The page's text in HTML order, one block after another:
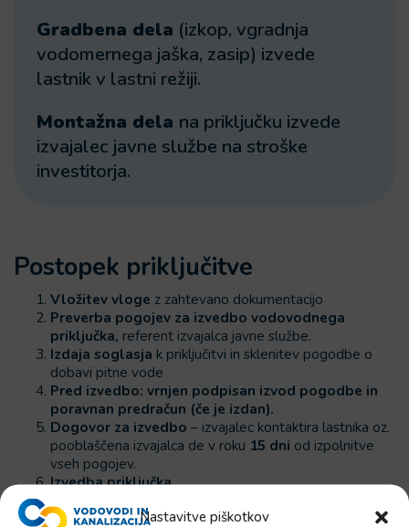
Nastavitve piškotkov
Gradbena dela (izkop, vgradnja
vodomernega jaška, zasip) izvede
lastnik v lastni režiji.
Montažna dela na priključku izvede
izvajalec javne službe na stroške
investitorja.
Postopek priključitve
Vložitev vloge z zahtevano dokumentacijo
Preverba pogojev za izvedbo vodovodnega
priključka, referent izvajalca javne službe.
Izdaja soglasja k priključitvi in sklenitev pogodbe o
dobavi pitne vode
Pred izvedbo: vrnjen podpisan izvod pogodbe in
poravnan predračun (če je izdan).
Dogovor za izvedbo – izvajalec kontaktira lastnika oz.
pooblaščena izvajalca de v roku 15 dni od izpolnitve
vseh pogojev.
Izvedba priključka.